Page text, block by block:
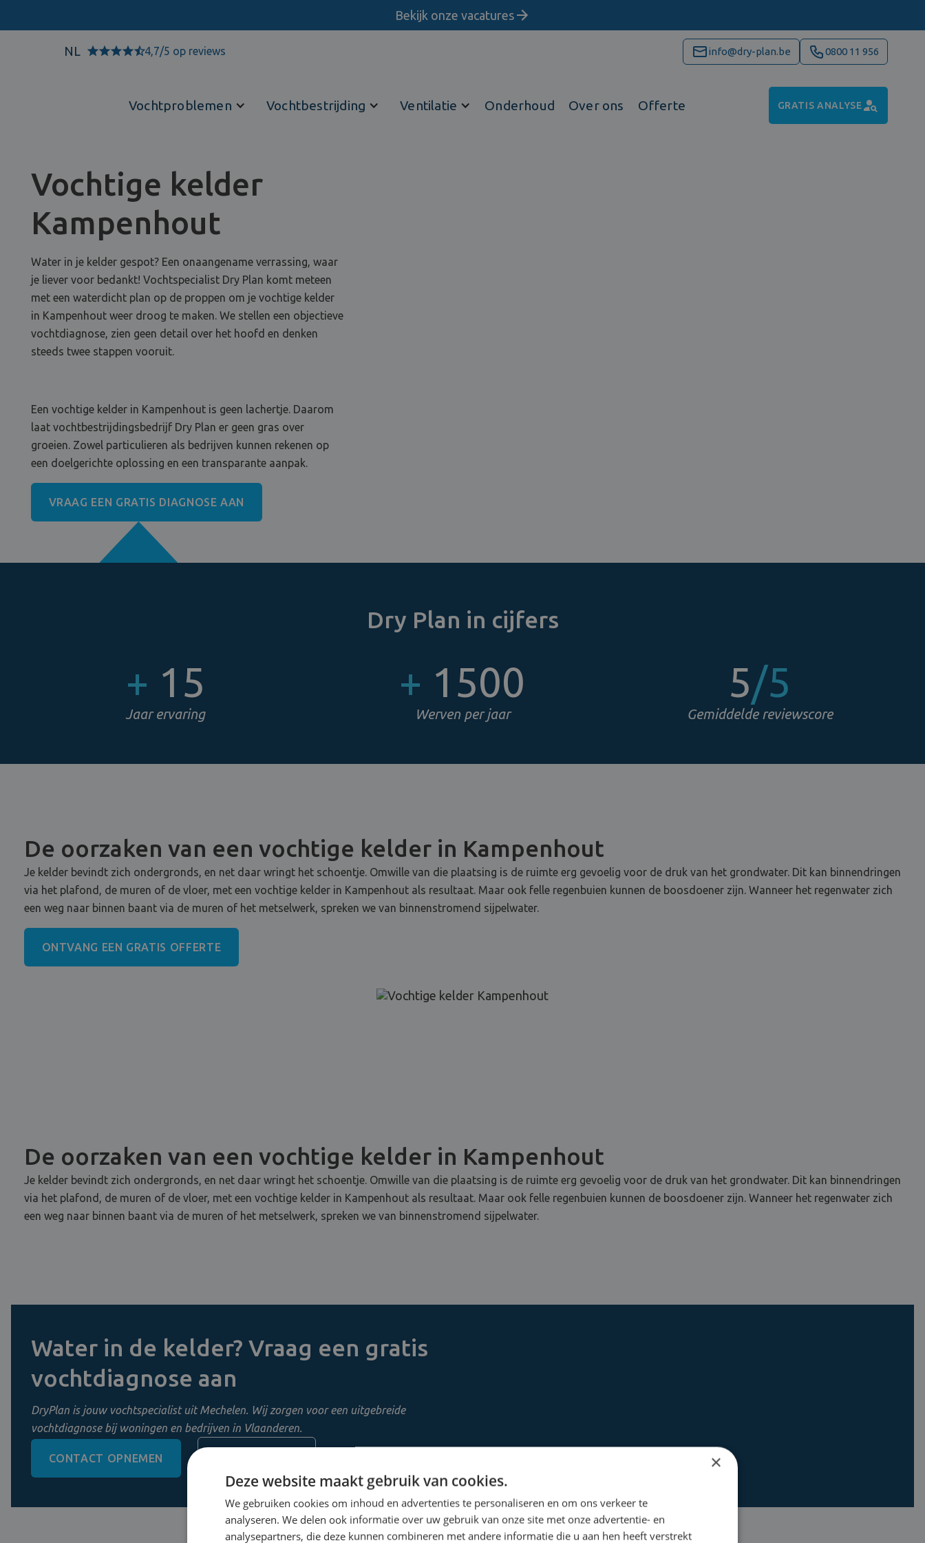
Bekijk onze vacatures
NL 4,7/5 op reviews info@dry-plan.be 0800 11 956
Vochtproblemen Vochtbestrijding Ventilatie Onderhoud Over ons Offerte GRATIS ANALYSE
Vochtige kelder
Kampenhout
Water in je kelder gespot? Een onaangename verrassing, waar
je liever voor bedankt! Vochtspecialist Dry Plan komt meteen
met een waterdicht plan op de proppen om je vochtige kelder
in Kampenhout weer droog te maken. We stellen een objectieve
vochtdiagnose, zien geen detail over het hoofd en denken
steeds twee stappen vooruit.
Een vochtige kelder in Kampenhout is geen lachertje. Daarom
laat vochtbestrijdingsbedrijf Dry Plan er geen gras over
groeien. Zowel particulieren als bedrijven kunnen rekenen op
een doelgerichte oplossing en een transparante aanpak.
VRAAG EEN GRATIS DIAGNOSE AAN
Dry Plan in cijfers
+ 15
Jaar ervaring
+ 1500
Werven per jaar
5/5
Gemiddelde reviewscore
De oorzaken van een vochtige kelder in Kampenhout
Je kelder bevindt zich ondergronds, en net daar wringt het schoentje. Omwille van die plaatsing is de ruimte erg gevoelig voor de druk van het grondwater. Dit kan binnendringen
via het plafond, de muren of de vloer, met een vochtige kelder in Kampenhout als resultaat. Maar ook felle regenbuien kunnen de boosdoener zijn. Wanneer het regenwater zich
een weg naar binnen baant via de muren of het metselwerk, spreken we van binnenstromend sijpelwater.
ONTVANG EEN GRATIS OFFERTE
De oorzaken van een vochtige kelder in Kampenhout
Je kelder bevindt zich ondergronds, en net daar wringt het schoentje. Omwille van die plaatsing is de ruimte erg gevoelig voor de druk van het grondwater. Dit kan binnendringen
via het plafond, de muren of de vloer, met een vochtige kelder in Kampenhout als resultaat. Maar ook felle regenbuien kunnen de boosdoener zijn. Wanneer het regenwater zich
een weg naar binnen baant via de muren of het metselwerk, spreken we van binnenstromend sijpelwater.
Water in de kelder? Vraag een gratis
vochtdiagnose aan
DryPlan is jouw vochtspecialist uit Mechelen. Wij zorgen voor een uitgebreide
vochtdiagnose bij woningen en bedrijven in Vlaanderen.
CONTACT OPNEMEN ×
Deze website maakt gebruik van cookies.
We gebruiken cookies om inhoud en advertenties te personaliseren en om ons verkeer te
analyseren. We delen ook informatie over uw gebruik van onze site met onze advertentie- en
analysepartners, die deze kunnen combineren met andere informatie die u aan hen heeft verstrekt